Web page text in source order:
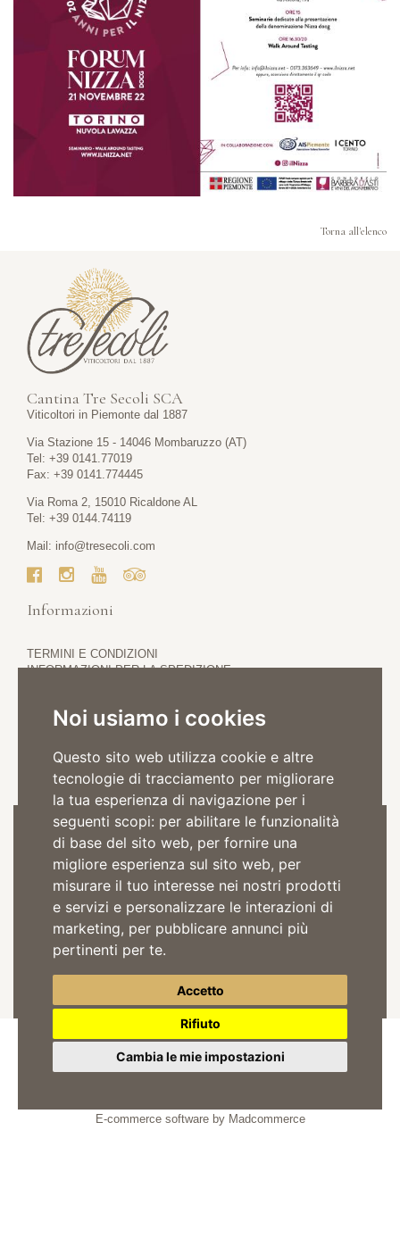
Noi usiamo i cookies
Questo sito web utilizza cookie e altre
tecnologie di tracciamento per migliorare
la tua esperienza di navigazione per i
seguenti scopi: per abilitare le funzionalità
di base del sito web, per fornire una
migliore esperienza sul sito web, per
misurare il tuo interesse nei nostri prodotti
e servizi e personalizzare le interazioni di
marketing, per pubblicare annunci più
pertinenti per te.
Accetto
Rifiuto
Cambia le mie impostazioni
Torna all'elenco
Cantina Tre Secoli SCA
Viticoltori in Piemonte dal 1887
Via Stazione 15 - 14046 Mombaruzzo (AT)
Tel: +39 0141.77019
Fax: +39 0141.774445
Via Roma 2, 15010 Ricaldone AL
Tel: +39 0144.74119
Mail: info@tresecoli.com
Informazioni
TERMINI E CONDIZIONI
INFORMAZIONI PER LA SPEDIZIONE
Iscriviti alla Newsletter
accordo allaprivacy policy
ISCRIVITI
E-commerce software by Madcommerce